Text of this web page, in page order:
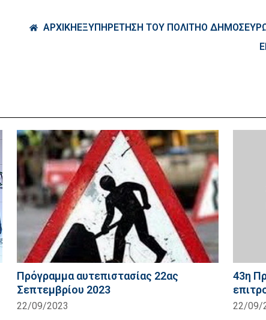
ΑΡΧΙΚΗΕΞΥΠΗΡΕΤΗΣΗ ΤΟΥ ΠΟΛΙΤΗΟ ΔΗΜΟΣ
Πρόγραμμα αυτεπιστασίας 22ας
Σεπτεμβρίου 2023
22/09/2023
43η
22/09/